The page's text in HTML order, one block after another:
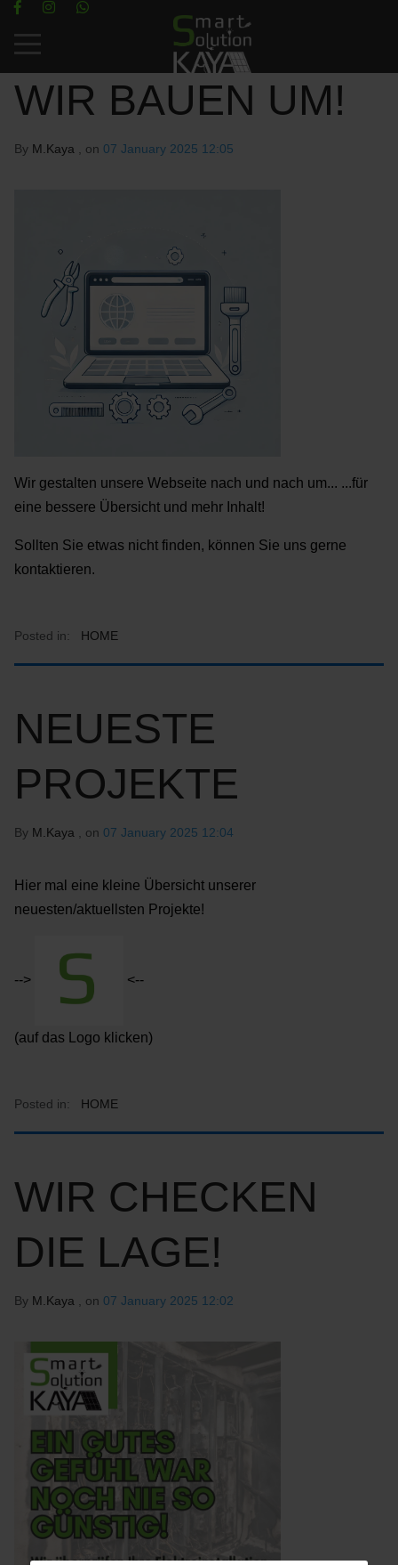
Mobile Menu Toggle
WIR BAUEN UM!
By M.Kaya , on 07 January 2025 12:05
Wir gestalten unsere Webseite nach und nach um... ...für
eine bessere Übersicht und mehr Inhalt!
Sollten Sie etwas nicht finden, können Sie uns gerne
kontaktieren.
Posted in: HOME
NEUESTE
PROJEKTE
By M.Kaya , on 07 January 2025 12:04
Hier mal eine kleine Übersicht unserer
neuesten/aktuellsten Projekte!
--> <--
(auf das Logo klicken)
Posted in: HOME
WIR CHECKEN
DIE LAGE!
By M.Kaya , on 07 January 2025 12:02